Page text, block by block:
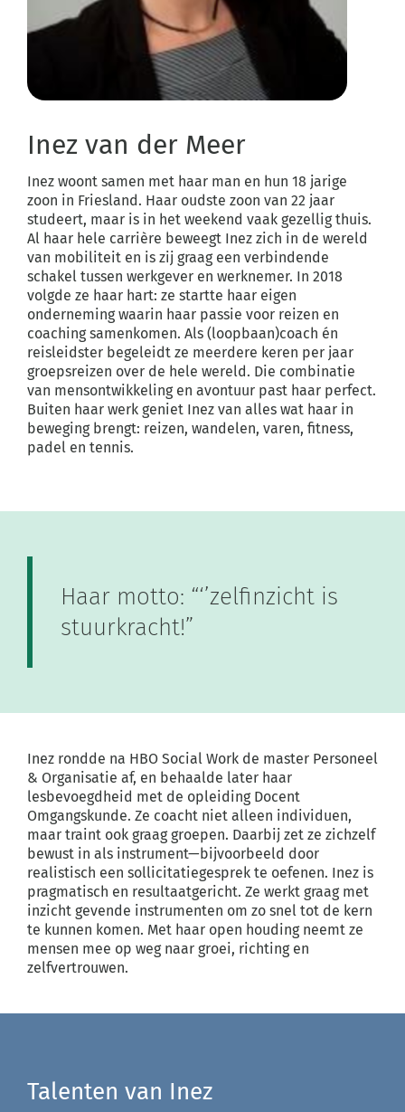
Inez van der Meer
Inez woont samen met haar man en hun 18 jarige
zoon in Friesland. Haar oudste zoon van 22 jaar
studeert, maar is in het weekend vaak gezellig thuis.
Al haar hele carrière beweegt Inez zich in de wereld
van mobiliteit en is zij graag een verbindende
schakel tussen werkgever en werknemer. In 2018
volgde ze haar hart: ze startte haar eigen
onderneming waarin haar passie voor reizen en
coaching samenkomen. Als (loopbaan)coach én
reisleidster begeleidt ze meerdere keren per jaar
groepsreizen over de hele wereld. Die combinatie
van mensontwikkeling en avontuur past haar perfect.
Buiten haar werk geniet Inez van alles wat haar in
beweging brengt: reizen, wandelen, varen, fitness,
padel en tennis.
Haar motto: “‘’zelfinzicht is
stuurkracht!”
Inez rondde na HBO Social Work de master Personeel
& Organisatie af, en behaalde later haar
lesbevoegdheid met de opleiding Docent
Omgangskunde. Ze coacht niet alleen individuen,
maar traint ook graag groepen. Daarbij zet ze zichzelf
bewust in als instrument—bijvoorbeeld door
realistisch een sollicitatiegesprek te oefenen. Inez is
pragmatisch en resultaatgericht. Ze werkt graag met
inzicht gevende instrumenten om zo snel tot de kern
te kunnen komen. Met haar open houding neemt ze
mensen mee op weg naar groei, richting en
zelfvertrouwen.
Talenten van Inez